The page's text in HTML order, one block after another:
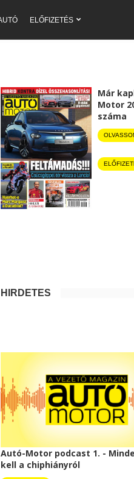
ELŐFIZETÉS
Már
Motor
száma
HIRDETÉS
Autó-Motor podcast 1. -
kell a chiphiányról